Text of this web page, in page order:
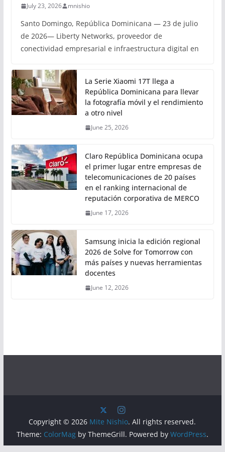
July 23, 2026 mnishio
Santo Domingo, República Dominicana — 23 de julio
de 2026— Liberty Networks, proveedor de
conectividad empresarial e infraestructura digital en
La Serie Xiaomi 17T llega a
República Dominicana para llevar
la fotografía móvil y el rendimiento
a otro nivel
June 25, 2026
Claro República Dominicana ocupa
el primer lugar entre empresas de
telecomunicaciones de 20 países
en el ranking internacional de
reputación corporativa de MERCO
June 17, 2026
Samsung inicia la edición regional
2026 de Solve for Tomorrow con
más países y nuevas herramientas
docentes
June 12, 2026
Copyright © 2026 Mite Nishio. All rights reserved.
Theme: ColorMagby ThemeGrill. Powered by WordPress.